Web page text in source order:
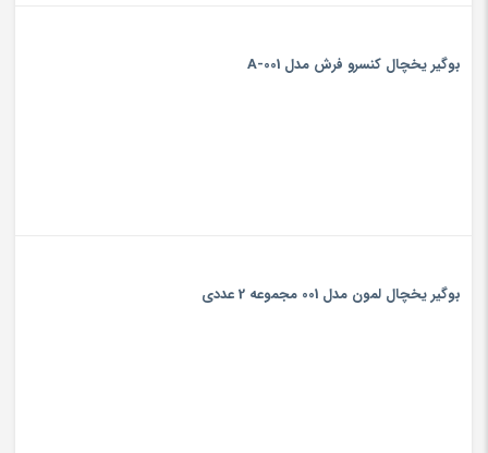
بوگیر یخچال کنسرو فرش مدل A-001
بوگیر یخچال لمون مدل 001 مجموعه 2 عددی